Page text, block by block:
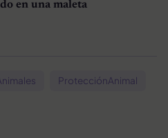
en una maleta
ProtecciónAnimal